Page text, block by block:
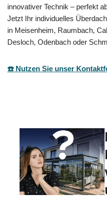
innovativer Technik – perfekt
Jetzt Ihr individuelles
in Meisenheim, Raumbach,
Desloch, Odenbach oder
☎️ Nutzen Sie unser